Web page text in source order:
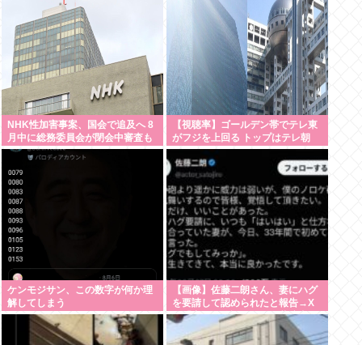
いわれもない」
怖」東名高速で続いた約1.7キロの
NHK性加害事案、国会で追及へ 8
月中に総務委員会が閉会中審査も
【視聴率】ゴールデン帯でテレ東
がフジを上回る トップはテレ朝
ケンモジサン、この数字が何か理
解してしまう
【画像】佐藤二朗さん、妻にハグ
を要請して認められたと報告→X
民「妻には確認するのに共演者に
はなぜアドリブなの？」